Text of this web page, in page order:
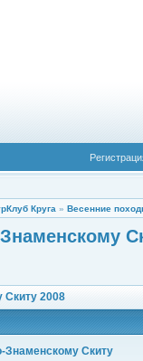
Круга » Весенние
2008
Скиту